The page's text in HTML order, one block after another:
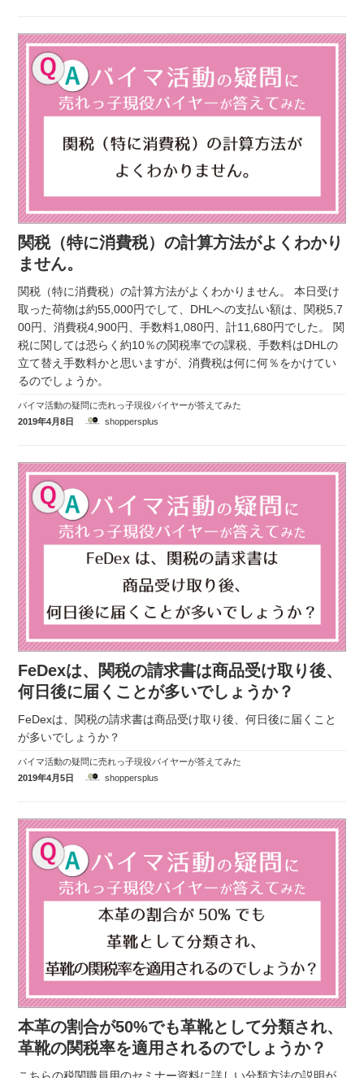
関税（特に消費税）の計算方法がよくわかり
ません。
関税（特に消費税）の計算方法がよくわかりません。 本日受け
取った荷物は約55,000円でして、DHLへの支払い額は、関税5,7
00円、消費税4,900円、手数料1,080円、計11,680円でした。 関
税に関しては恐らく約10％の関税率での課税、手数料はDHLの
立て替え手数料かと思いますが、消費税は何に何％をかけてい
るのでしょうか。
バイマ活動の疑問に売れっ子現役バイヤーが答えてみた
2019年4月8日
shoppersplus
FeDexは、関税の請求書は商品受け取り後、
何日後に届くことが多いでしょうか？
FeDexは、関税の請求書は商品受け取り後、何日後に届くこと
が多いでしょうか？
バイマ活動の疑問に売れっ子現役バイヤーが答えてみた
2019年4月5日
shoppersplus
本革の割合が50%でも革靴として分類され、
革靴の関税率を適用されるのでしょうか？